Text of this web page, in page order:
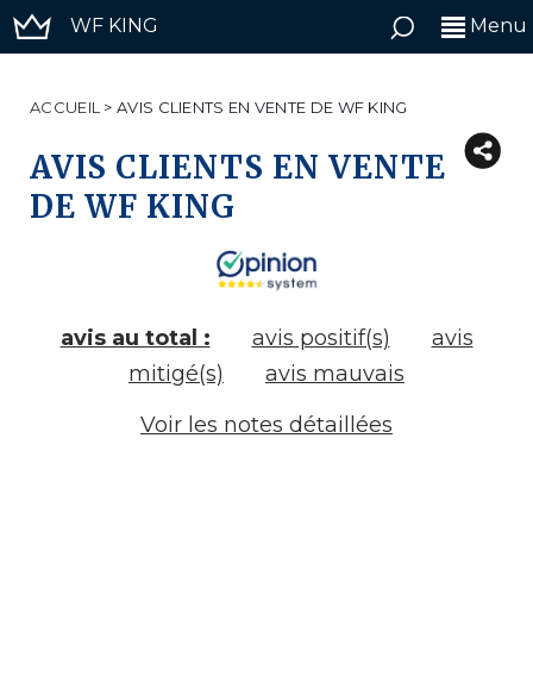
WF KING Menu
ACCUEIL >AVIS CLIENTS EN VENTE DE WF KING
AVIS CLIENTS EN VENTE
DE WF KING
avis au total : avis positif(s)
avis
mitigé(s)
avis mauvais
Voir les notes détaillées